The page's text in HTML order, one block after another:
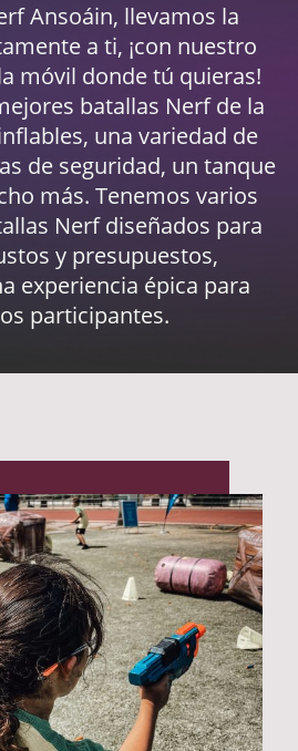
Ansoáin, llevamos la
a ti, ¡con nuestro
móvil donde tú quieras!
batallas Nerf de la
una variedad de
de seguridad, un tanque
más. Tenemos varios
Nerf diseñados para
y presupuestos,
experiencia épica para
participantes.